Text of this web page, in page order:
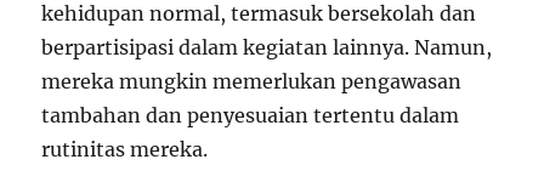
kehidupan normal, termasuk bersekolah dan
berpartisipasi dalam kegiatan lainnya. Namun,
mereka mungkin memerlukan pengawasan
tambahan dan penyesuaian tertentu dalam
rutinitas mereka.